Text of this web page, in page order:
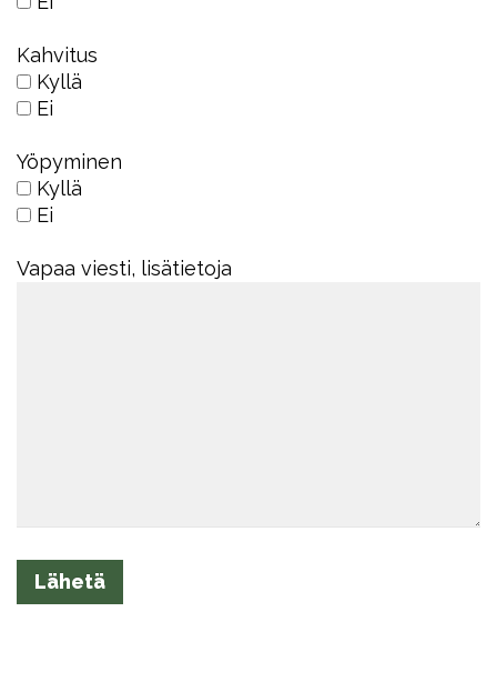
Kahvitus
Kyllä
Ei
Yöpyminen
Kyllä
Ei
Vapaa viesti, lisätietoja